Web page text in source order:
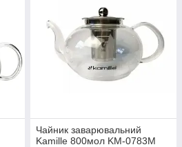
Чайник заварювальний
Kamille 800мол KM-0783M